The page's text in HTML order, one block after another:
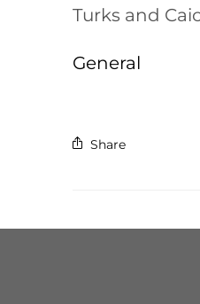
Turks and
General
Share